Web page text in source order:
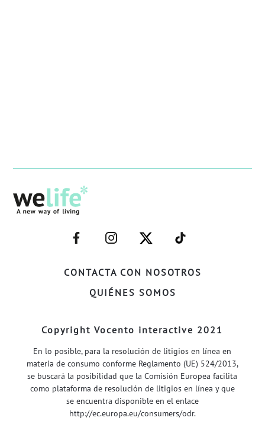
CONTACTA CON NOSOTROS
QUIÉNES SOMOS
–
FACEBOOK–
–
INSTAGRAM–
–
TWITTER–
–
WELIFE–
Copyright Vocento interactive 2021
En lo posible, para la resolución de litigios en línea en
materia de consumo conforme Reglamento (UE) 524/2013,
se buscará la posibilidad que la Comisión Europea facilita
como plataforma de resolución de litigios en línea y que
se encuentra disponible en el enlace
http://ec.europa.eu/consumers/odr.